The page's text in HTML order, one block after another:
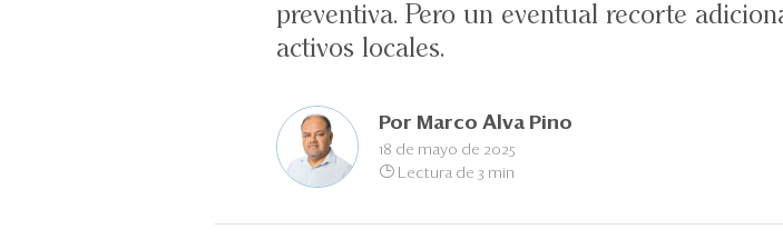
preventiva. Pero un eventual recorte
activos locales.
Por Marco Alva Pino
18 de mayo de 2025
Lectura de 3 min